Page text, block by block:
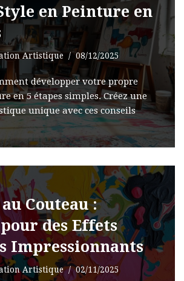
en Peinture en
Artistique 08/12/2025
développer votre propre
en 5 étapes simples. Créez une
unique avec ces conseils
Couteau :
des Effets
Impressionnants
Artistique 02/11/2025